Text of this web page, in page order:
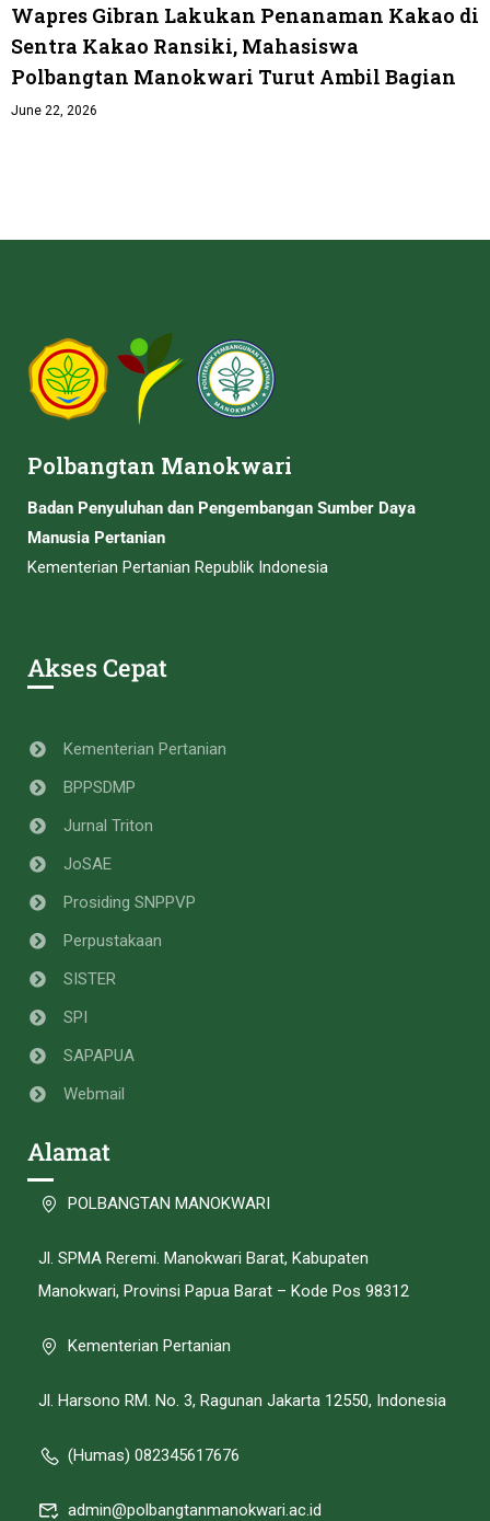
Wapres Gibran Lakukan Penanaman Kakao di
Sentra Kakao Ransiki, Mahasiswa
Polbangtan Manokwari Turut Ambil Bagian
June 22, 2026
Polbangtan Manokwari
Badan Penyuluhan dan Pengembangan Sumber Daya
Manusia Pertanian
Kementerian Pertanian Republik Indonesia
Akses Cepat
Kementerian Pertanian
BPPSDMP
Jurnal Triton
JoSAE
Prosiding SNPPVP
Perpustakaan
SISTER
SPI
SAPAPUA
Webmail
Alamat
POLBANGTAN MANOKWARI
Jl. SPMA Reremi. Manokwari Barat, Kabupaten
Manokwari, Provinsi Papua Barat – Kode Pos 98312
Kementerian Pertanian
Jl. Harsono RM. No. 3, Ragunan Jakarta 12550, Indonesia
(Humas) 082345617676
admin@polbangtanmanokwari.ac.id